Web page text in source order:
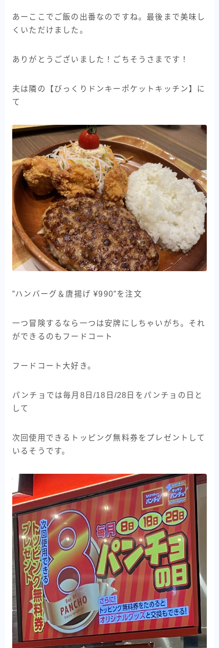
あーここでご飯の出番なのですね。最後まで美味し
くいただけました。
ありがとうございました！ごちそうさまです！
夫は隣の【びっくりドンキーポケットキッチン】に
て
”ハンバーグ＆唐揚げ ¥990″を注文
一つ冒険するなら一つは安牌にしちゃいがち。それ
ができるのもフードコート
フードコート大好き。
パンチョでは毎月8日/18日/28日をパンチョの日と
して
次回使用できるトッピング無料券をプレゼントして
いるそうです。